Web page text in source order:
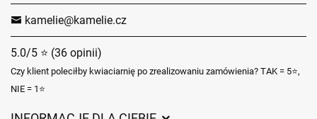
kamelie@kamelie.cz
5.0/5 ⭐ (36 opinii)
Czy klient poleciłby kwiaciarnię po zrealizowaniu zamówienia? TAK = 5⭐,
NIE = 1⭐